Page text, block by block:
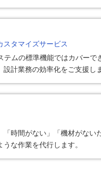
スタマイズサービス
テムの標準機能ではカバーで
計業務の効率化をご支援し
「時間がない」「機材がない
な作業を代行します。